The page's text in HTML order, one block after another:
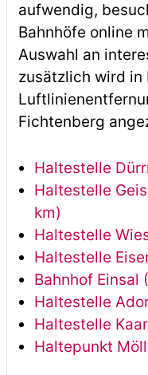
aufwendig,
Bahnhöfe online
Auswahl an
zusätzlich wird in
Fichtenberg
Haltestelle
Haltestelle
km)
Haltestelle
Haltestelle
Bahnhof Einsal
Haltestelle
Haltestelle
Haltepunkt